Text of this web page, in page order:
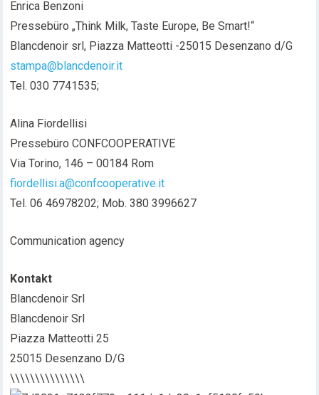
Enrica Benzoni
Pressebüro „Think Milk, Taste Europe, Be Smart!“
Blancdenoir srl, Piazza Matteotti -25015 Desenzano d/G
stampa@blancdenoir.it
Tel. 030 7741535;
Alina Fiordellisi
Pressebüro CONFCOOPERATIVE
Via Torino, 146 – 00184 Rom
fiordellisi.a@confcooperative.it
Tel. 06 46978202; Mob. 380 3996627
Communication agency
Kontakt
Blancdenoir Srl
Blancdenoir Srl
Piazza Matteotti 25
25015 Desenzano D/G
\\\\\\\\\\\\\\\